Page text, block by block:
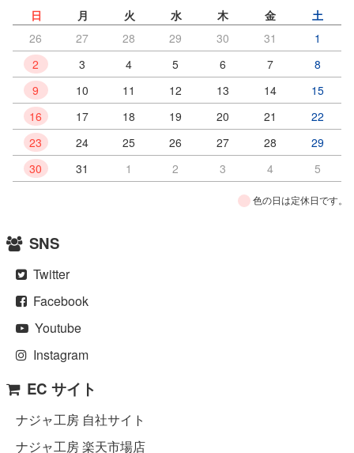
日 月 火 水 木 金
土
26
27 28 29 30 31
1
2
3 4 5 6 7
8
9
10 11 12 13 14
15
16
17 18 19 20 21
22
23
24 25 26 27 28
29
30
31 1 2 3 4 5
色の日は定休日です。
SNS
Twitter
Facebook
Youtube
Instagram
EC サイト
ナジャ工房 自社サイト
ナジャ工房 楽天市場店